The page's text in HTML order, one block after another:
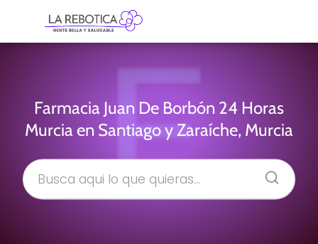
Farmacia Juan De Borbón 24 Horas
Murcia en Santiago y Zaraíche, Murcia